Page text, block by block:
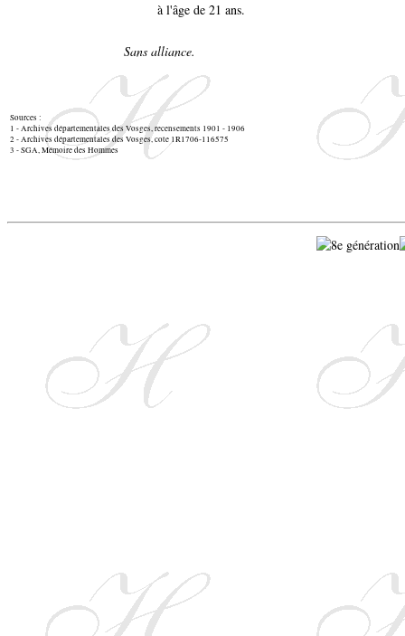
à l'âge de 21 ans.
Sans alliance.
Sources :
1 - Archives départementales des Vosges, recensements 1901 - 1906
2 - Archives départementales des Vosges, cote 1R1706-116575
3 -SGA, Mémoire des Hommes